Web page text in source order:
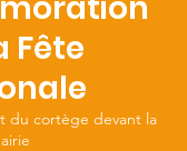
Fête
du cortège devant la